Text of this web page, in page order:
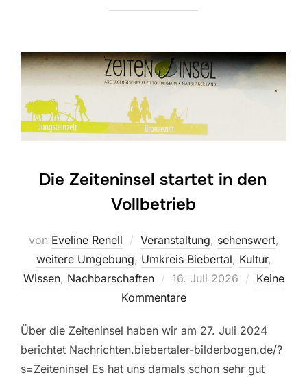
Die Zeiteninsel startet in den
Vollbetrieb
von Eveline Renell Veranstaltung, sehenswert,
weitere Umgebung, Umkreis Biebertal, Kultur,
Wissen, Nachbarschaften
Veröffentlicht
am
16. Juli 2026
Keine
Kommentare
Über die Zeiteninsel haben wir am 27. Juli 2024
berichtet Nachrichten.biebertaler-bilderbogen.de/?
s=Zeiteninsel Es hat uns damals schon sehr gut